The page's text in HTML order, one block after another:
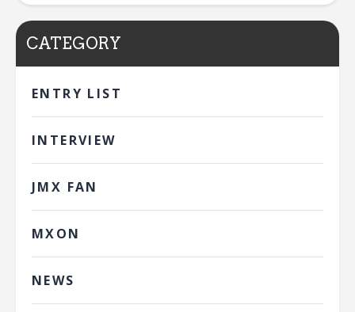
CATEGORY
ENTRY LIST
INTERVIEW
JMX FAN
MXON
NEWS